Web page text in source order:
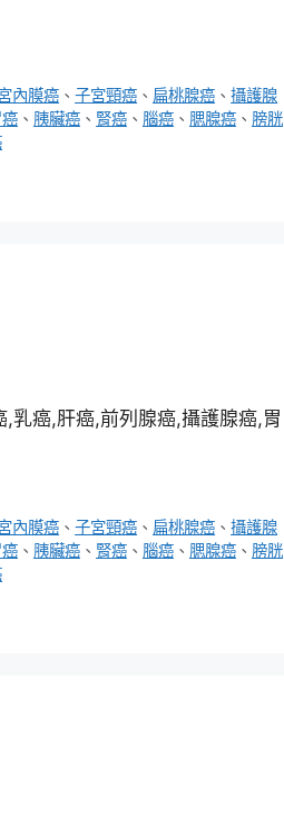
內膜癌 、子宮頸癌 、 扁桃腺癌 、攝護腺
、 胰臟癌 、 腎癌 、 腦癌 、 腮腺癌 、 膀胱
乳癌,肝癌,前列腺癌,攝護腺癌,胃
內膜癌 、子宮頸癌 、 扁桃腺癌 、攝護腺
、 胰臟癌 、 腎癌 、 腦癌 、 腮腺癌 、 膀胱